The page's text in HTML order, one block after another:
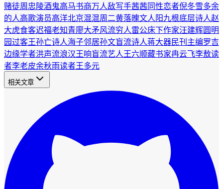
赌徒周忠陵酒鬼高马书商万人敌写手茜茜同性恋者倪冬雪多余
的人高歌演员高洋北京混混周二黄落魄文人阳九根底层诗人赵
大虎食客迟福老知青廖大矛风流穷人雷公床下作家汪建辉圆明
园过客王孙亡诗人海子邻居孙文盲流诗人蒋大器民刊主编罗吉
边缘学者洪声流浪汉王响盲流艺人王六顺藏书家冉云飞李敖读
者李老皮余秋雨读者王多元
相关文章